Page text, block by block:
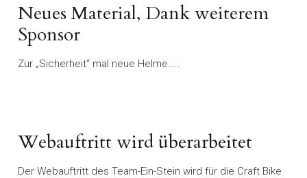
Neues Material, Dank weiterem
Sponsor
Zur „Sicherheit“ mal neue Helme…..
Webauftritt wird überarbeitet
Der Webauftritt des Team-Ein-Stein wird für die Craft Bike